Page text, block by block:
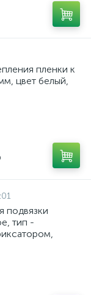
пленки к
цвет белый,
подвязки
тип -